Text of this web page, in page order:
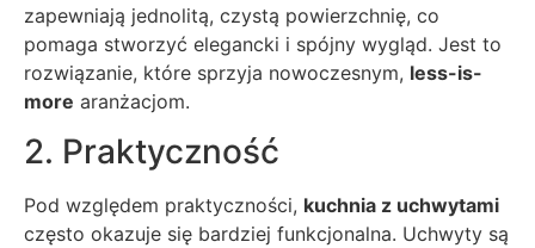
zapewniają jednolitą, czystą powierzchnię, co
pomaga stworzyć elegancki i spójny wygląd. Jest to
rozwiązanie, które sprzyja nowoczesnym, less-is-
more aranżacjom.
2. Praktyczność
Pod względem praktyczności, kuchnia z uchwytami
często okazuje się bardziej funkcjonalna. Uchwyty są